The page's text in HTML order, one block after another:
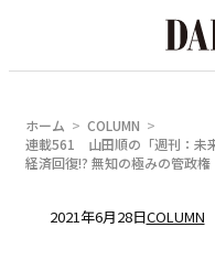
ホーム
COLUMN
連載561 山田順の「週刊：未
経済回復!? 無知の極みの管政権
2021年6月28日COLUMN